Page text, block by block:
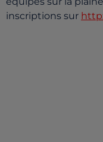
inscriptions sur